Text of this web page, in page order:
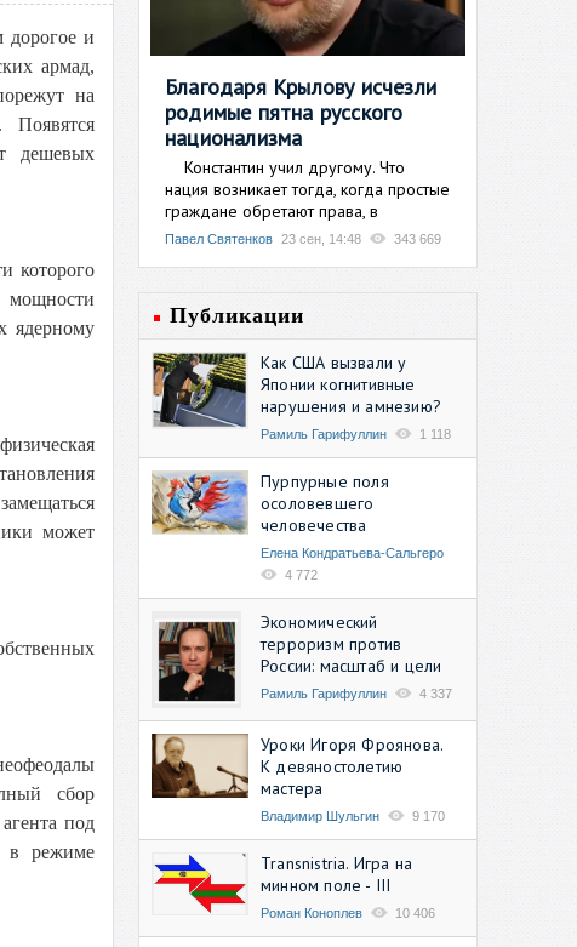
дорогое и
армад,
на
Появятся
дешевых
которого
мощности
ядерному
может
сбор
под
в режиме
Благодаря Крылову исчезли
родимые пятна русского
национализма
Константин учил другому. Что
нация возникает тогда, когда простые
граждане обретают права, в
Павел Святенков 23 сен, 14:48 343 669
Публикации
Как США вызвали у
Японии когнитивные
нарушения и амнезию?
Рамиль Гарифуллин 1 118
Пурпурные поля
осоловевшего
человечества
Елена Кондратьева-Сальгеро
4 772
Экономический
терроризм против
России: масштаб и цели
Рамиль Гарифуллин 4 337
Уроки Игоря Фроянова.
К девяностолетию
мастера
Владимир Шульгин 9 170
Transnistria. Игра на
минном поле - III
Роман Коноплев 10 406